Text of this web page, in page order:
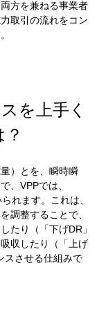
方を兼ねる事業者
取引の流れをコン
を上手く
）とを、瞬時瞬
、VPPでは、
れます。これは、
調整することで、
たり（「下げDR」
収したり（「上げ
スさせる仕組みで